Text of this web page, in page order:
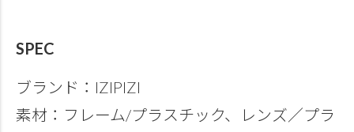
SPEC
ブランド：IZIPIZI
素材：フレーム/プラスチック、レンズ／プラ